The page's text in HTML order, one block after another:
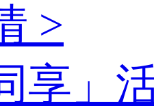
>
享」